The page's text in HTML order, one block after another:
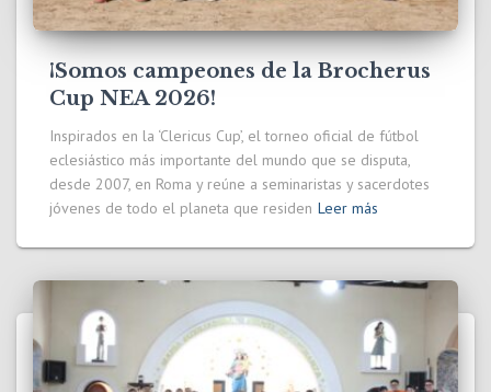
¡Somos campeones de la Brocherus
Cup NEA 2026!
Inspirados en la ‘Clericus Cup’, el torneo oficial de fútbol
eclesiástico más importante del mundo que se disputa,
desde 2007, en Roma y reúne a seminaristas y sacerdotes
jóvenes de todo el planeta que residen Leer más